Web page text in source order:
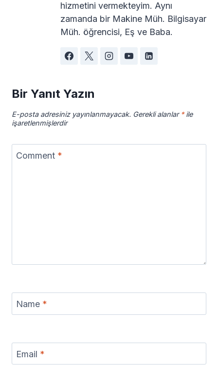
hizmetini vermekteyim. Aynı
zamanda bir Makine Müh. Bilgisayar
Müh. öğrencisi, Eş ve Baba.
Bir Yanıt Yazın
E-posta adresiniz yayınlanmayacak. Gerekli alanlar *ile
işaretlenmişlerdir
Comment *
Name *
Email *